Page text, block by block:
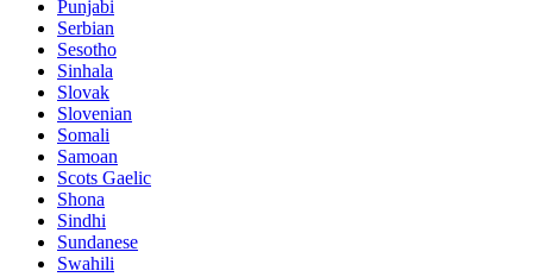
Punjabi
Serbian
Sesotho
Sinhala
Slovak
Slovenian
Somali
Samoan
Scots Gaelic
Shona
Sindhi
Sundanese
Swahili